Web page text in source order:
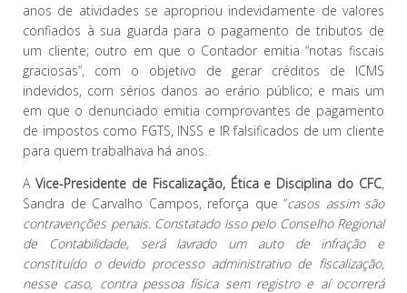
anos de atividades se apropriou indevidamente de valores
confiados à sua guarda para o pagamento de tributos de
um cliente; outro em que o Contador emitia “notas fiscais
graciosas”, com o objetivo de gerar créditos de ICMS
indevidos, com sérios danos ao erário público; e mais um
em que o denunciado emitia comprovantes de pagamento
de impostos como FGTS, INSS e IR falsificados de um cliente
para quem trabalhava há anos.
A Vice-Presidente de Fiscalização, Ética e Disciplina do CFC,
Sandra de Carvalho Campos, reforça que “casos assim são
contravenções penais. Constatado isso pelo Conselho Regional
de Contabilidade, será lavrado um auto de infração e
constituído o devido processo administrativo de fiscalização,
nesse caso, contra pessoa física sem registro e aí ocorrerá